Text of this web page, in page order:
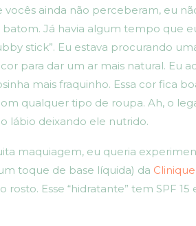
vocês ainda não perceberam, eu
Já havia algum tempo que
stick”. Eu estava procurando
para dar um ar mais natural. Eu
mais fraquinho. Essa cor fica
qualquer tipo de roupa. Ah, o
lábio deixando ele nutrido.
maquiagem, eu queria
toque de base líquida) da Clinique
Esse “hidratante” tem SPF